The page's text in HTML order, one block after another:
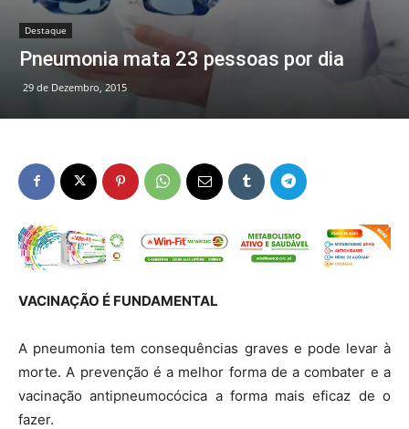
Destaque
Pneumonia mata 23 pessoas por dia
29 de Dezembro, 2015
VACINAÇÃO É FUNDAMENTAL
A pneumonia tem consequências graves e pode levar à
morte. A prevenção é a melhor forma de a combater e a
vacinação antipneumocócica a forma mais eficaz de o
fazer.